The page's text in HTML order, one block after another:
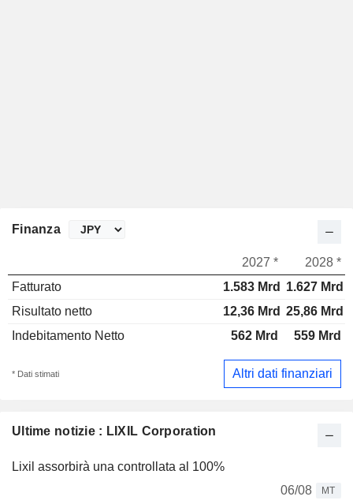
Ultime notizie : LIXIL Corporation
Lixil assorbirà una controllata al 100%
06/08
MT
Finanza
2027 *
2028 *
Fatturato
1.583 Mrd
1.627 Mrd
Risultato netto
12,36 Mrd 25,86 Mrd
Indebitamento Netto
562 Mrd 559 Mrd
* Dati stimati Altri dati finanziari